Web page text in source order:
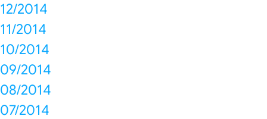
12/2014
11/2014
10/2014
09/2014
08/2014
07/2014